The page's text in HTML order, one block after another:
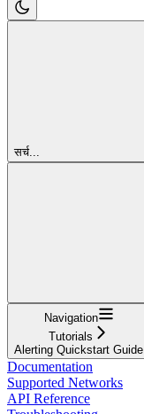
सर्च...
Navigation
Tutorials
Alerting Quickstart Guide
Documentation
Supported Networks
API Reference